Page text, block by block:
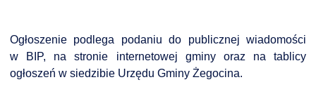
Ogłoszenie podlega podaniu do publicznej wiadomości
w BIP, na stronie internetowej gminy oraz na tablicy
ogłoszeń w siedzibie Urzędu Gminy Żegocina.